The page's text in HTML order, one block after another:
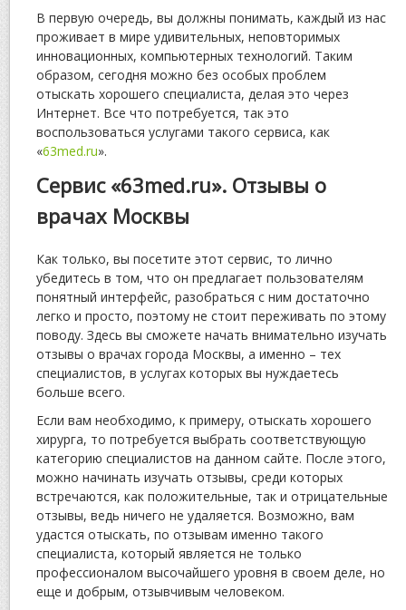
В первую очередь, вы должны понимать, каждый из нас
проживает в мире удивительных, неповторимых
инновационных, компьютерных технологий. Таким
образом, сегодня можно без особых проблем
отыскать хорошего специалиста, делая это через
Интернет. Все что потребуется, так это
воспользоваться услугами такого сервиса, как
«63med.ru».
Сервис «63med.ru». Отзывы о
врачах Москвы
Как только, вы посетите этот сервис, то лично
убедитесь в том, что он предлагает пользователям
понятный интерфейс, разобраться с ним достаточно
легко и просто, поэтому не стоит переживать по этому
поводу. Здесь вы сможете начать внимательно изучать
отзывы о врачах города Москвы, а именно – тех
специалистов, в услугах которых вы нуждаетесь
больше всего.
Если вам необходимо, к примеру, отыскать хорошего
хирурга, то потребуется выбрать соответствующую
категорию специалистов на данном сайте. После этого,
можно начинать изучать отзывы, среди которых
встречаются, как положительные, так и отрицательные
отзывы, ведь ничего не удаляется. Возможно, вам
удастся отыскать, по отзывам именно такого
специалиста, который является не только
профессионалом высочайшего уровня в своем деле, но
еще и добрым, отзывчивым человеком.